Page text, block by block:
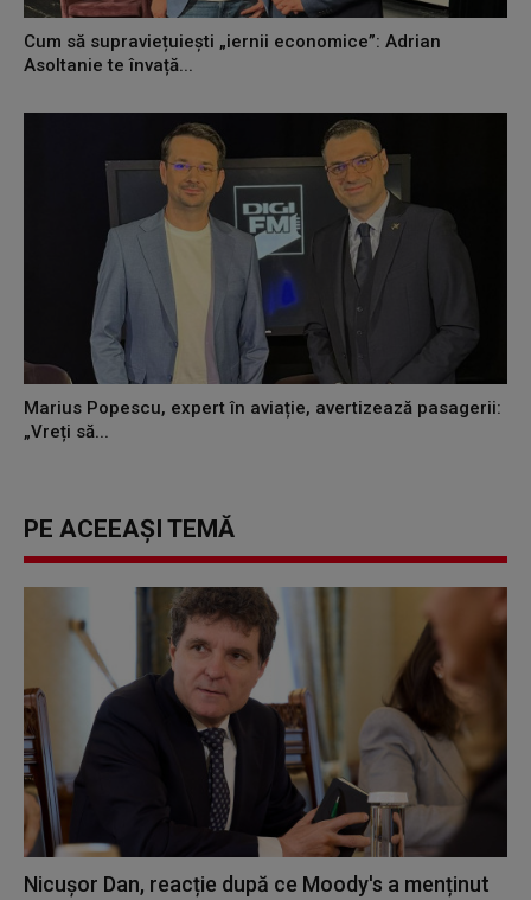
Cum să supraviețuiești „iernii economice”: Adrian
Asoltanie te învață...
Marius Popescu, expert în aviație, avertizează pasagerii:
„Vreți să...
PE ACEEAȘI TEMĂ
Nicușor Dan, reacție după ce Moody's a menținut